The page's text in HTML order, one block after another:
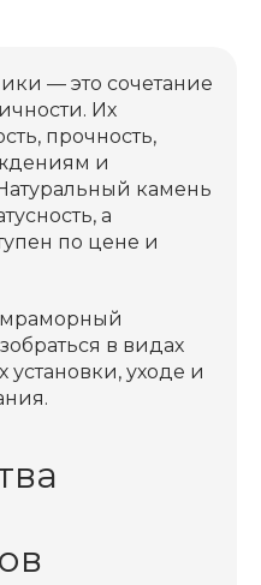
— это сочетание
Их
прочность,
и
камень
а
по цене и
мраморный
в видах
установки, уходе и